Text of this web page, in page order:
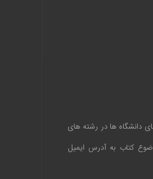
دانشگاه ها در رشته های
کتاب به آدرس ایمیل